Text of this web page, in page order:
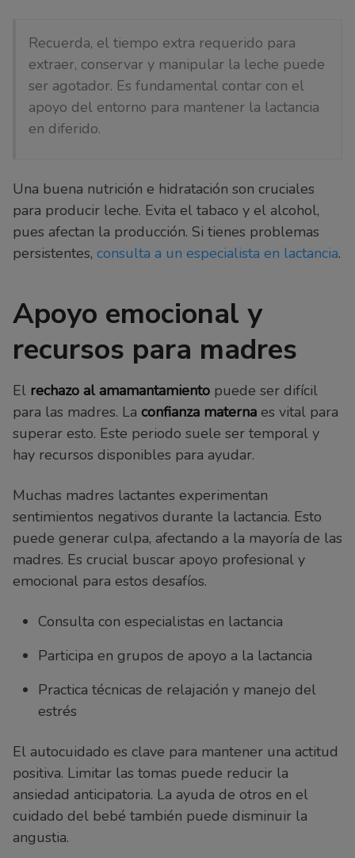
Recuerda, el tiempo extra requerido para
extraer, conservar y manipular la leche puede
ser agotador. Es fundamental contar con el
apoyo del entorno para mantener la lactancia
en diferido.
Una buena nutrición e hidratación son cruciales
para producir leche. Evita el tabaco y el alcohol,
pues afectan la producción. Si tienes problemas
persistentes, consulta a un especialista en lactancia.
Apoyo emocional y
recursos para madres
El rechazo al amamantamiento puede ser difícil
para las madres. La confianza materna es vital para
superar esto. Este periodo suele ser temporal y
hay recursos disponibles para ayudar.
Muchas madres lactantes experimentan
sentimientos negativos durante la lactancia. Esto
puede generar culpa, afectando a la mayoría de las
madres. Es crucial buscar apoyo profesional y
emocional para estos desafíos.
Consulta con especialistas en lactancia
Participa en grupos de apoyo a la lactancia
Practica técnicas de relajación y manejo del
estrés
El autocuidado es clave para mantener una actitud
positiva. Limitar las tomas puede reducir la
ansiedad anticipatoria. La ayuda de otros en el
cuidado del bebé también puede disminuir la
angustia.